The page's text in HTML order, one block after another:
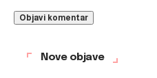
Nove objave